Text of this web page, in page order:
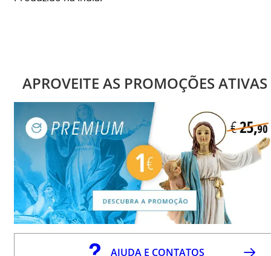
APROVEITE AS PROMOÇÕES ATIVAS
AJUDA E CONTATOS